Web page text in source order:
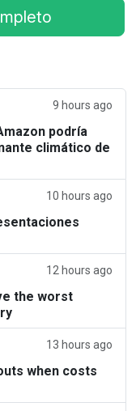
9 hours ago
podría
climático de
10 hours ago
12 hours ago
the worst
13 hours ago
when costs